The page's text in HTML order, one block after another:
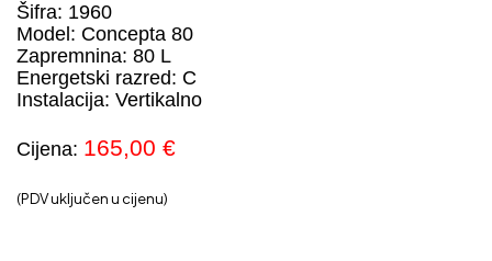
Šifra: 1960
Model: Concepta 80
Zapremnina: 80 L
Energetski razred: C
Instalacija: Vertikalno
Cijena: 165,00 €
(PDV uključen u cijenu)